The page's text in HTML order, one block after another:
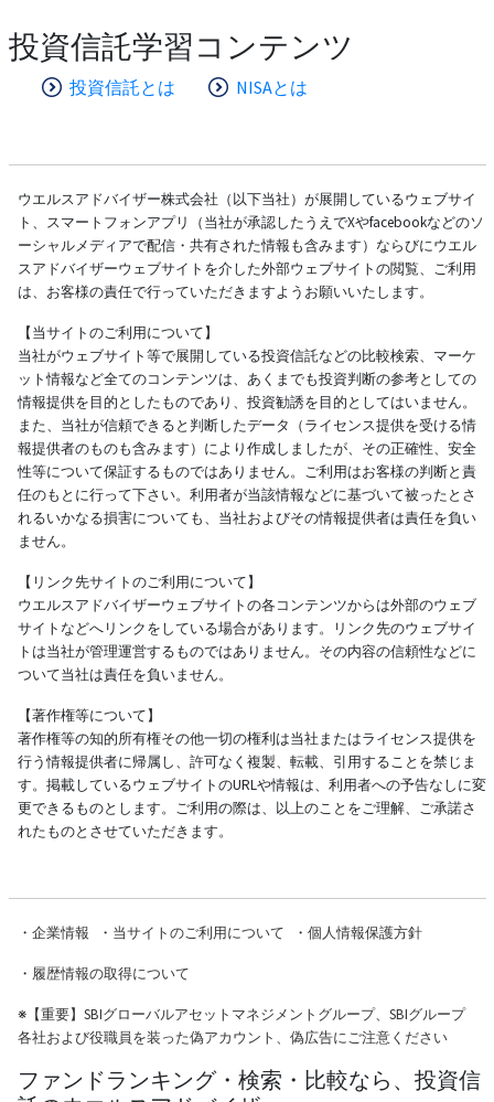
投資信託学習コンテンツ
投資信託とは NISAとは
ウエルスアドバイザー株式会社（以下当社）が展開しているウェブサイ
ト、スマートフォンアプリ（当社が承認したうえでXやfacebookなどのソ
ーシャルメディアで配信・共有された情報も含みます）ならびにウエル
スアドバイザーウェブサイトを介した外部ウェブサイトの閲覧、ご利用
は、お客様の責任で行っていただきますようお願いいたします。
【当サイトのご利用について】
当社がウェブサイト等で展開している投資信託などの比較検索、マーケ
ット情報など全てのコンテンツは、あくまでも投資判断の参考としての
情報提供を目的としたものであり、投資勧誘を目的としてはいません。
また、当社が信頼できると判断したデータ（ライセンス提供を受ける情
報提供者のものも含みます）により作成しましたが、その正確性、安全
性等について保証するものではありません。ご利用はお客様の判断と責
任のもとに行って下さい。利用者が当該情報などに基づいて被ったとさ
れるいかなる損害についても、当社およびその情報提供者は責任を負い
ません。
【リンク先サイトのご利用について】
ウエルスアドバイザーウェブサイトの各コンテンツからは外部のウェブ
サイトなどへリンクをしている場合があります。リンク先のウェブサイ
トは当社が管理運営するものではありません。その内容の信頼性などに
ついて当社は責任を負いません。
【著作権等について】
著作権等の知的所有権その他一切の権利は当社またはライセンス提供を
行う情報提供者に帰属し、許可なく複製、転載、引用することを禁じま
す。掲載しているウェブサイトのURLや情報は、利用者への予告なしに変
更できるものとします。ご利用の際は、以上のことをご理解、ご承諾さ
れたものとさせていただきます。
・ 企業情報 ・ 当サイトのご利用について ・ 個人情報保護方針
・ 履歴情報の取得について
※【重要】SBIグローバルアセットマネジメントグループ、SBIグループ
各社および役職員を装った偽アカウント、偽広告にご注意ください
ファンドランキング・検索・比較なら、投資信